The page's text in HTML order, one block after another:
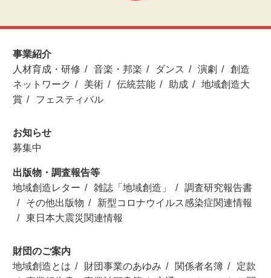
事業紹介
人材育成・研修
音楽・邦楽 ダンス 演劇
創造
ネットワーク
美術 伝統芸能 助成
地域創造大
賞
フェスティバル
お知らせ
募集中
出版物・調査報告等
地域創造レター
雑誌「地域創造」
調査研究報告書
その他出版物
新型コロナウイルス感染症関連情報
東日本大震災関連情報
財団のご案内
地域創造とは
財団事業のあゆみ 関係者名簿
定款